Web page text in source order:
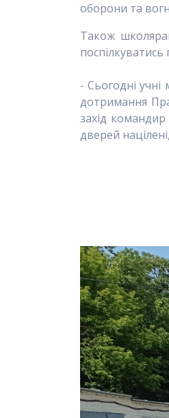
оборони та
Також
- Сьогодні
дотримання
захід
дверей